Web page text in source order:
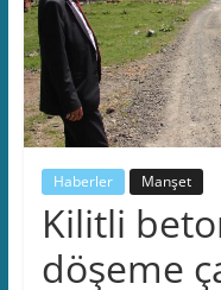
Haberler Manşet
Kilitli
döşeme